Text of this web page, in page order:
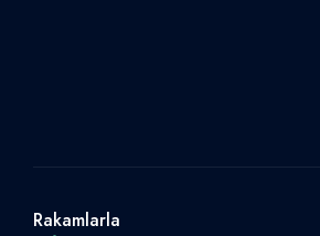
Rakamlarla